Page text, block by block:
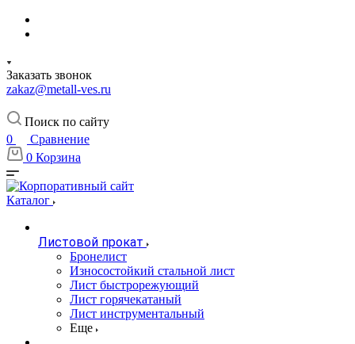
Заказать звонок
zakaz@metall-ves.ru
Поиск по сайту
0
Сравнение
0 Корзина
Каталог
Листовой прокат
Бронелист
Износостойкий стальной лист
Лист быстрорежующий
Лист горячекатаный
Лист инструментальный
Еще